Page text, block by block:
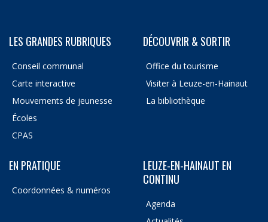
LES GRANDES RUBRIQUES
Conseil communal
Carte interactive
Mouvements de jeunesse
Écoles
CPAS
DÉCOUVRIR & SORTIR
Office du tourisme
Visiter à Leuze-en-Hainaut
La bibliothèque
EN PRATIQUE
Coordonnées & numéros
LEUZE-EN-HAINAUT EN
CONTINU
Agenda